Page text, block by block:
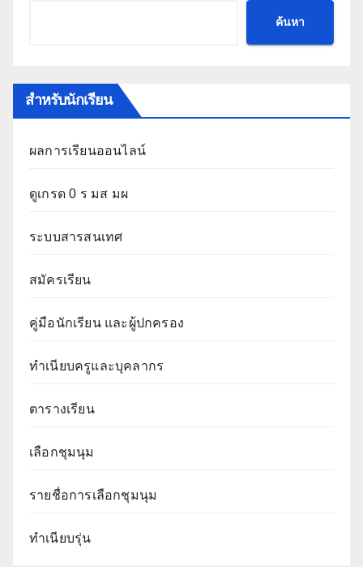
ค้นหา
สำหรับนักเรียน
ผลการเรียนออนไลน์
ดูเกรด 0 ร มส มผ
ระบบสารสนเทศ
สมัครเรียน
คู่มือนักเรียน และผู้ปกครอง
ทำเนียบครูและบุคลากร
ตารางเรียน
เลือกชุมนุม
รายชื่อการเลือกชุมนุม
ทำเนียบรุ่น